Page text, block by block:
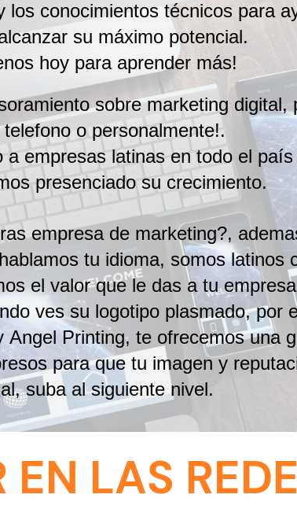
los conocimientos técnicos para
su máximo potencial.
hoy para aprender más!
sobre marketing digital,
telefono o personalmente!.
a empresas latinas en todo el país
presenciado su crecimiento.
empresa de marketing?,
tu idioma, somos latinos
el valor que le das a tu
ves su logotipo plasmado, por
Printing, te ofrecemos una
para que tu imagen y
suba al siguiente nivel.
LAS